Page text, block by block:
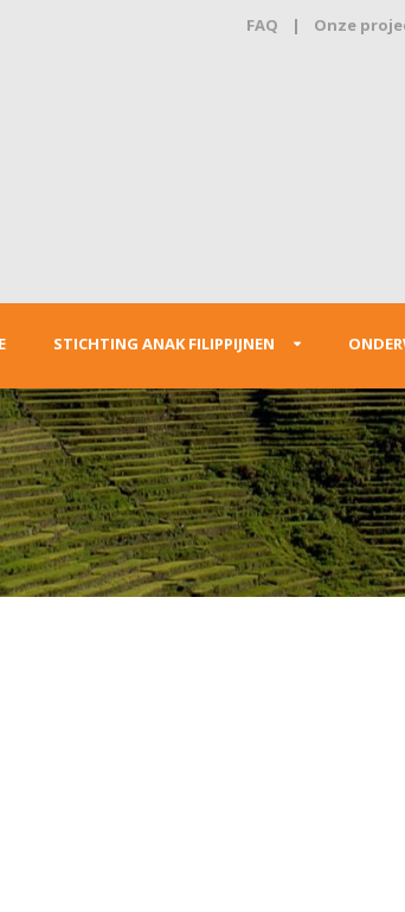
FAQ | Onze
STICHTING ANAK FILIPPIJNEN